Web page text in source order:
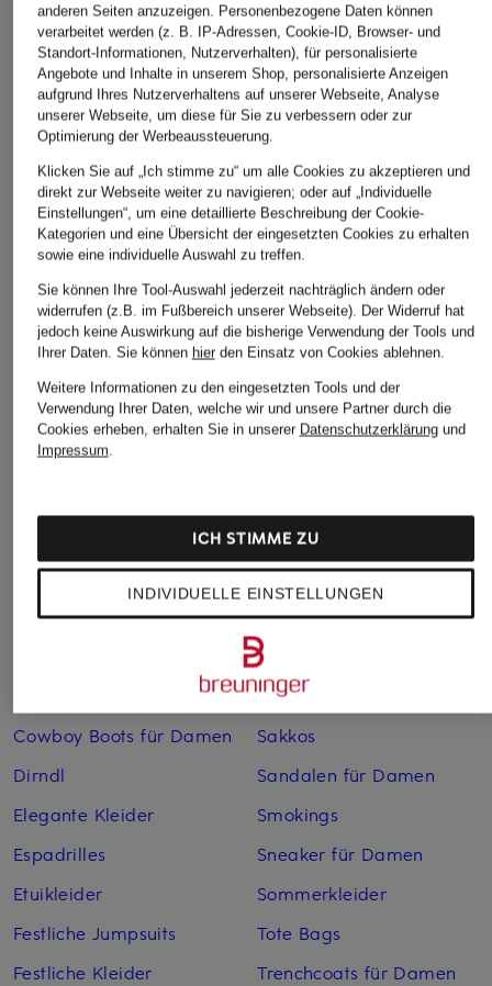
about:blank
Oversized-Shirt
CHF 109
WOODBIRD
T-Shirt WBBAINE
OCTO
CHF 70
NOWADAYS
T-Shirt
Ursprünglich:CHF 50
Weitere Kategorien
Abendkleider
Bademäntel für Herren
Bikinis für Damen
Boleros für Damen
Cowboy Boots für Damen
Dirndl
Elegante Kleider
Espadrilles
Etuikleider
Festliche Jumpsuits
Festliche Kleider
Lederjacken für Herren
Leinenhosen für Herren
Leinenkleider
Maxikleider
Regenmäntel für Damen
Sakkos
Sandalen für Damen
Smokings
Sneaker für Damen
Sommerkleider
Tote Bags
Trenchcoats für Damen
anderen Seiten anzuzeigen. Personenbezogene Daten können
verarbeitet werden (z. B. IP-Adressen, Cookie-ID, Browser- und
Standort-Informationen, Nutzerverhalten), für personalisierte
Angebote und Inhalte in unserem Shop, personalisierte Anzeigen
aufgrund Ihres Nutzerverhaltens auf unserer Webseite, Analyse
unserer Webseite, um diese für Sie zu verbessern oder zur
Optimierung der Werbeaussteuerung.
Klicken Sie auf „Ich stimme zu“ um alle Cookies zu akzeptieren und
direkt zur Webseite weiter zu navigieren; oder auf „Individuelle
Einstellungen“, um eine detaillierte Beschreibung der Cookie-
Kategorien und eine Übersicht der eingesetzten Cookies zu erhalten
sowie eine individuelle Auswahl zu treffen.
Sie können Ihre Tool-Auswahl jederzeit nachträglich ändern oder
widerrufen (z.B. im Fußbereich unserer Webseite). Der Widerruf hat
jedoch keine Auswirkung auf die bisherige Verwendung der Tools und
Ihrer Daten. Sie können hierden Einsatz von Cookies ablehnen.
Weitere Informationen zu den eingesetzten Tools und der
Verwendung Ihrer Daten, welche wir und unsere Partner durch die
Cookies erheben, erhalten Sie in unserer Datenschutzerklärungund
Impressum.
INDIVIDUELLE EINSTELLUNGEN
ICH STIMME ZU